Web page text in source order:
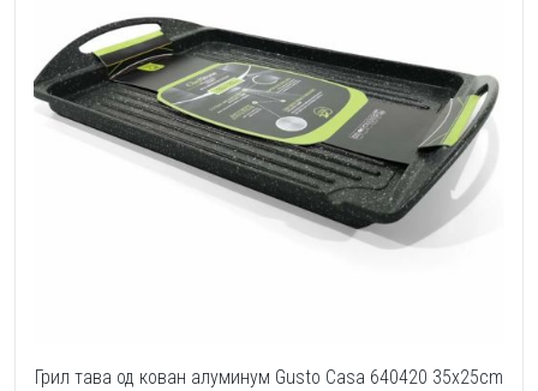
Грил тава од кован алуминум Gusto Casa 640420 35x25cm